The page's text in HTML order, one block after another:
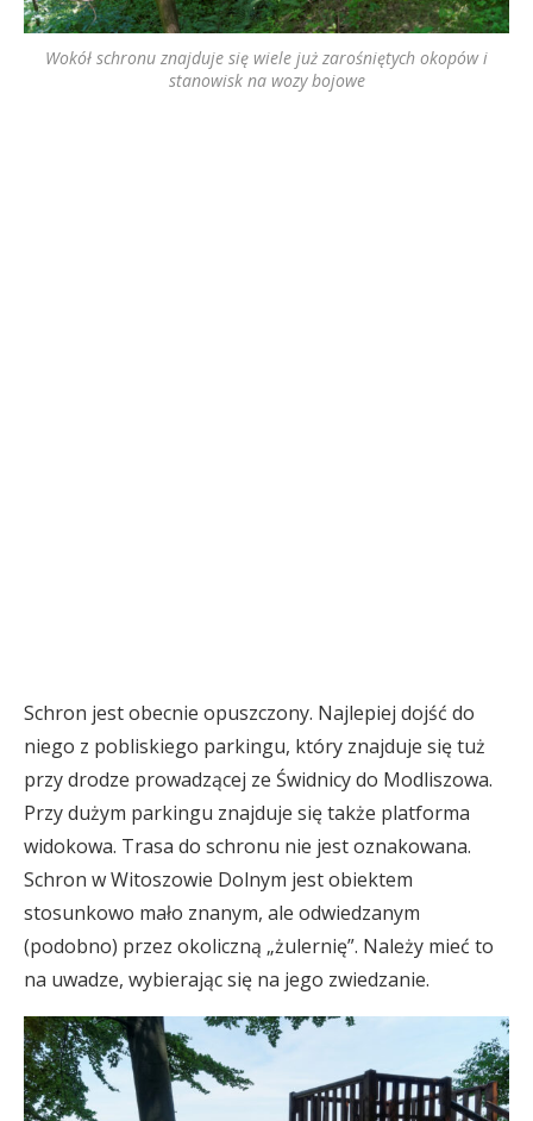
Wokół schronu znajduje się wiele już zarośniętych okopów i
stanowisk na wozy bojowe
Schron jest obecnie opuszczony. Najlepiej dojść do
niego z pobliskiego parkingu, który znajduje się tuż
przy drodze prowadzącej ze Świdnicy do Modliszowa.
Przy dużym parkingu znajduje się także platforma
widokowa. Trasa do schronu nie jest oznakowana.
Schron w Witoszowie Dolnym jest obiektem
stosunkowo mało znanym, ale odwiedzanym
(podobno) przez okoliczną „żulernię”. Należy mieć to
na uwadze, wybierając się na jego zwiedzanie.